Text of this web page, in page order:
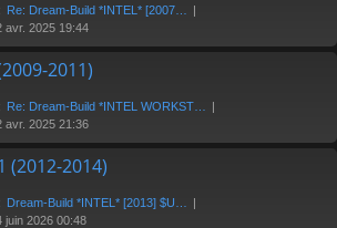
Re: Dream-Build *INTEL* [2007…
avr. 2025 19:44
2011)
Re: Dream-Build *INTEL WORKST…
avr. 2025 21:36
(2012-2014)
Dream-Build *INTEL* [2013] $U…
juin 2026 00:48